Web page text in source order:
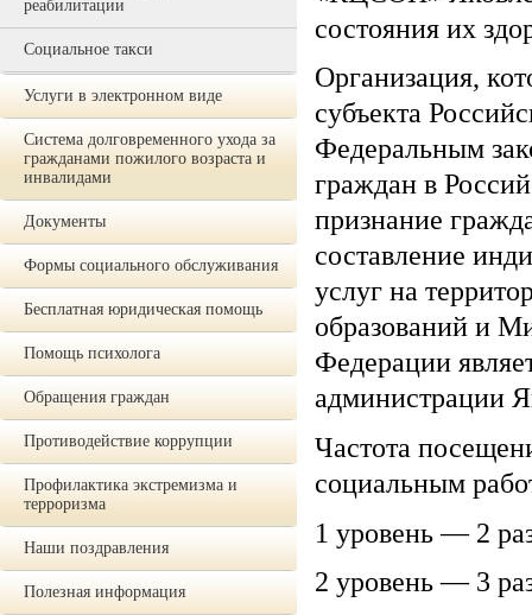
реабилитации
Социальное такси
Услуги в электронном виде
Система долговременного ухода за
гражданами пожилого возраста и
инвалидами
Документы
Формы социального обслуживания
Бесплатная юридическая помощь
Помощь психолога
Обращения граждан
Противодействие коррупции
Профилактика экстремизма и
терроризма
Наши поздравления
Полезная информация
состояния их
Организация,
субъекта
Федеральным
граждан в
признание
составление
услуг на
образований и
Федерации
администрации
Частота
социальным
1 уровень — 2
2 уровень — 3